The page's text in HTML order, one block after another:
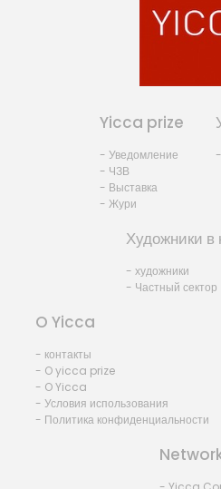
Yicca prize
- Уведомление
- ЧЗВ
- Выставка
- Жури
Художники в
- художники
- Частный сектор
O Yicca
- контакты
- O yicca prize
- O Yicca
- Условия использования
- Политика конфиденциальности